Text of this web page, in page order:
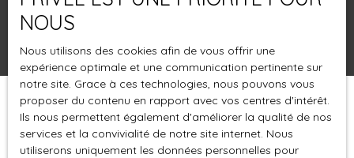
Rechercher
Pertinence
Trier par Créer une alerte
NOUS
Nous utilisons des cookies afin de vous offrir une
expérience optimale et une communication pertinente sur
notre site. Grace à ces technologies, nous pouvons vous
proposer du contenu en rapport avec vos centres d'intérêt.
Ils nous permettent également d'améliorer la qualité de nos
services et la convivialité de notre site internet. Nous
utiliserons uniquement les données personnelles pour